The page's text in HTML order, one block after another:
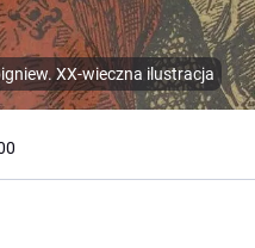
XX-wieczna ilustracja